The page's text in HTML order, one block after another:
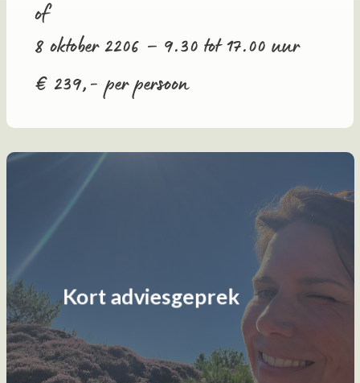
of
8 oktober 2206 – 9.30 tot 17.00 uur
€ 239,- per persoon
Kort adviesgeprek